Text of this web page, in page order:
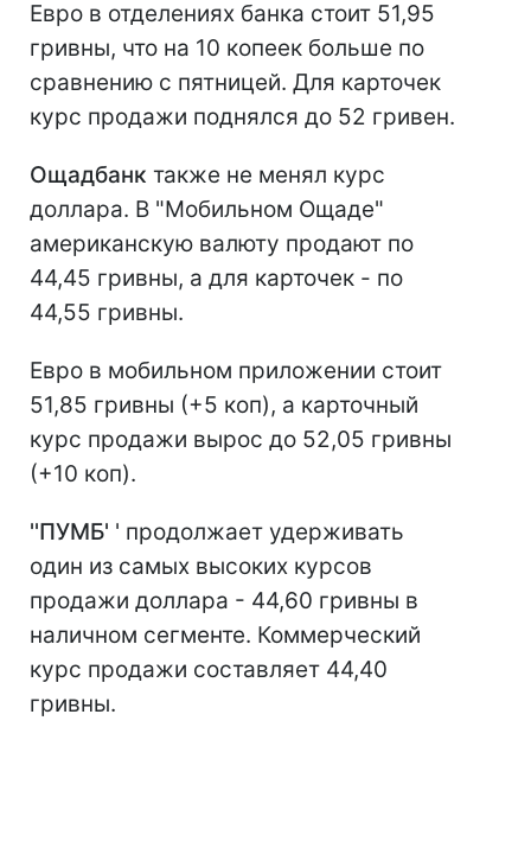
Евро в отделениях банка стоит 51,95
гривны, что на 10 копеек больше по
сравнению с пятницей. Для карточек
курс продажи поднялся до 52 гривен.
Ощадбанк также не менял курс
доллара. В "Мобильном Ощаде"
американскую валюту продают по
44,45 гривны, а для карточек - по
44,55 гривны.
Евро в мобильном приложении стоит
51,85 гривны (+5 коп), а карточный
курс продажи вырос до 52,05 гривны
(+10 коп).
''ПУМБ' ' продолжает удерживать
один из самых высоких курсов
продажи доллара - 44,60 гривны в
наличном сегменте. Коммерческий
курс продажи составляет 44,40
гривны.